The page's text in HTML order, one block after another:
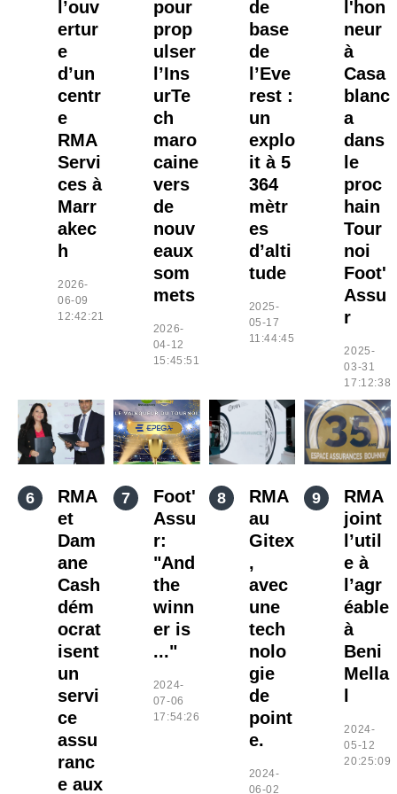
l’ouv
ertur
e
d’un
centr
e
RMA
Servi
ces à
Marr
akec
h
2026-
06-09
12:42:21
pour
prop
ulser
l’Ins
urTe
ch
maro
caine
vers
de
nouv
eaux
som
mets
2026-
04-12
15:45:51
de
base
de
l’Eve
rest :
un
explo
it à 5
364
mètr
es
d’alti
tude
2025-
05-17
11:44:45
l'hon
neur
à
Casa
blanc
a
dans
le
proc
hain
Tour
noi
Foot'
Assu
r
2025-
03-31
17:12:38
RMA
et
Dam
ane
Cash
dém
ocrat
isent
un
servi
ce
assu
ranc
e aux
Foot'
Assu
r:
"And
the
winn
er is
..."
2024-
07-06
17:54:26
RMA
au
Gitex
,
avec
une
tech
nolo
gie
de
point
e.
2024-
06-02
RMA
joint
l’util
e à
l’agr
éable
à
Beni
Mella
2024-
05-12
20:25:09